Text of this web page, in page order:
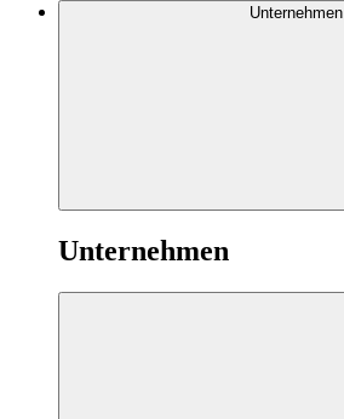
Unternehmen
Unternehmen